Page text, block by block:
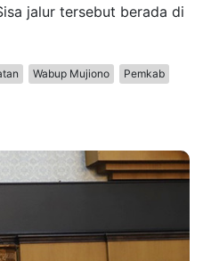
jalur tersebut berada di
Wabup Mujiono
Pemkab